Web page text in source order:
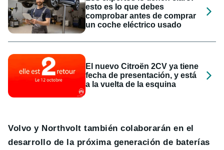
esto es lo que debes
comprobar antes de comprar
un coche eléctrico usado
El nuevo Citroën 2CV ya tiene
fecha de presentación, y está
a la vuelta de la esquina
Volvo y Northvolt también colaborarán en el
desarrollo de la próxima generación de baterías